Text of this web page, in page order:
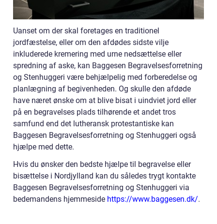
Uanset om der skal foretages en traditionel
jordfæstelse, eller om den afdødes sidste vilje
inkluderede kremering med urne nedsættelse eller
spredning af aske, kan Baggesen Begravelsesforretning
og Stenhuggeri være behjælpelig med forberedelse og
planlægning af begivenheden. Og skulle den afdøde
have næret ønske om at blive bisat i uindviet jord eller
på en begravelses plads tilhørende et andet tros
samfund end det lutheransk protestantiske kan
Baggesen Begravelsesforretning og Stenhuggeri også
hjælpe med dette.
Hvis du ønsker den bedste hjælpe til begravelse eller
bisættelse i Nordjylland kan du således trygt kontakte
Baggesen Begravelsesforretning og Stenhuggeri via
bedemandens hjemmeside https://www.baggesen.dk/.